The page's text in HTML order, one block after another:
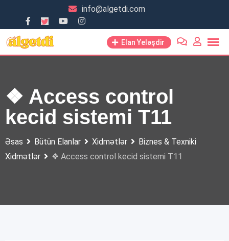
content
info@algetdi.com
Elan Yeləşdir
❖ Access control
kecid sistemi T11
Əsas Bütün Elanlar Xidmətlər
Biznes & Texniki
Xidmətlər
❖ Access control kecid sistemi T11